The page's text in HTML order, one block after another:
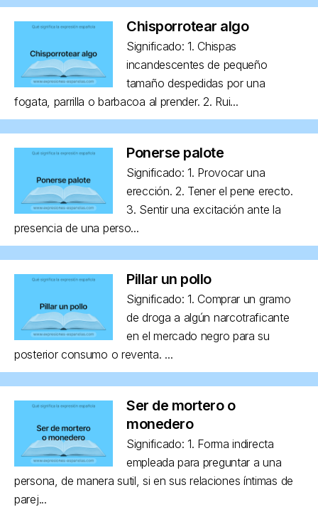
Chisporrotear algo
Significado: 1. Chispas
incandescentes de pequeño
tamaño despedidas por una
fogata, parrilla o barbacoa al prender. 2. Rui...
Ponerse palote
Significado: 1. Provocar una
erección. 2. Tener el pene erecto.
3. Sentir una excitación ante la
presencia de una perso...
Pillar un pollo
Significado: 1. Comprar un gramo
de droga a algún narcotraficante
en el mercado negro para su
posterior consumo o reventa. ...
Ser de mortero o
monedero
Significado: 1. Forma indirecta
empleada para preguntar a una
persona, de manera sutil, si en sus relaciones íntimas de
parej...